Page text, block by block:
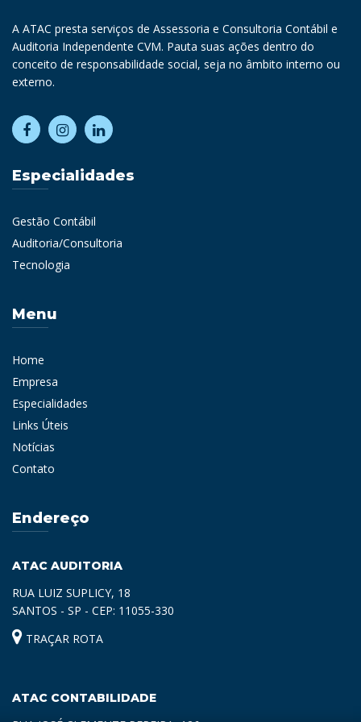
A ATAC presta serviços de Assessoria e Consultoria Contábil e
Auditoria Independente CVM. Pauta suas ações dentro do
conceito de responsabilidade social, seja no âmbito interno ou
externo.
Especialidades
Gestão Contábil
Auditoria/Consultoria
Tecnologia
Menu
Home
Empresa
Especialidades
Links Úteis
Notícias
Contato
Endereço
ATAC AUDITORIA
RUA LUIZ SUPLICY, 18
SANTOS - SP - CEP: 11055-330
TRAÇAR ROTA
ATAC CONTABILIDADE